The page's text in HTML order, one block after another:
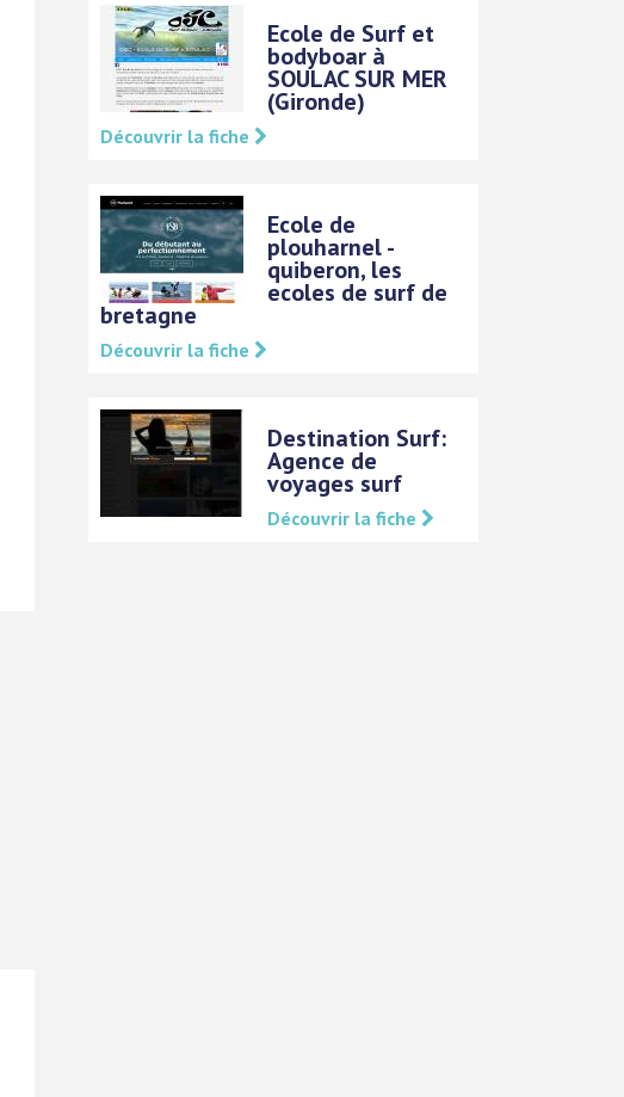
Ecole de Surf et
bodyboar à
SOULAC SUR MER
(Gironde)
Découvrir la fiche
Ecole de
plouharnel -
quiberon, les
ecoles de surf de
bretagne
Découvrir la fiche
Destination Surf:
Agence de
voyages surf
Découvrir la fiche